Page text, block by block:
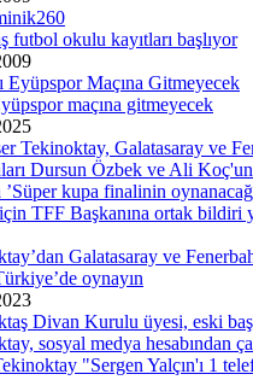
futbol okulu kayıtları başlıyor
maçına gitmeyecek
Galatasaray ve
oynayın